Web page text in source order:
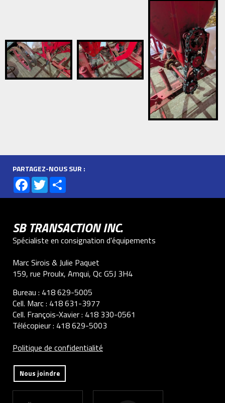
PARTAGEZ-NOUS SUR :
Facebook
Twitter
SB TRANSACTION INC.
Spécialiste en consignation d'équipements
Marc Sirois & Julie Paquet
159, rue Proulx, Amqui, Qc G5J 3H4
Bureau : 418 629-5005
Cell. Marc : 418 631-3977
Cell. François-Xavier : 418 330-0561
Télécopieur : 418 629-5003
Politique de confidentialité
Nous joindre